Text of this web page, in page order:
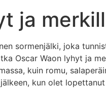
ja
sormenjälki, joka
Oscar Waon lyhyt ja
kuin romu,
kun olet